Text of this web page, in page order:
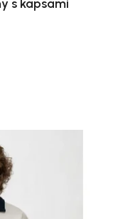
s kapsami